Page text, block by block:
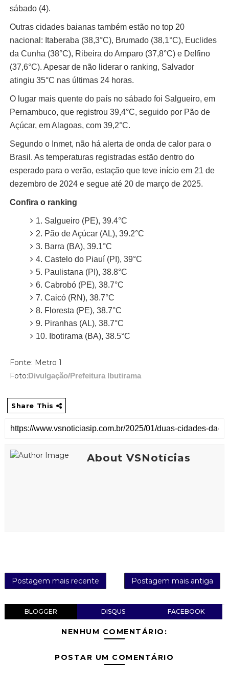
sábado (4).
Outras cidades baianas também estão no top 20
nacional: Itaberaba (38,3°C), Brumado (38,1°C), Euclides
da Cunha (38°C), Ribeira do Amparo (37,8°C) e Delfino
(37,6°C). Apesar de não liderar o ranking, Salvador
atingiu 35°C nas últimas 24 horas.
O lugar mais quente do país no sábado foi Salgueiro, em
Pernambuco, que registrou 39,4°C, seguido por Pão de
Açúcar, em Alagoas, com 39,2°C.
Segundo o Inmet, não há alerta de onda de calor para o
Brasil. As temperaturas registradas estão dentro do
esperado para o verão, estação que teve início em 21 de
dezembro de 2024 e segue até 20 de março de 2025.
Confira o ranking
1. Salgueiro (PE), 39.4°C
2. ⁠Pão de Açúcar (AL), 39.2°C
3. ⁠Barra (BA), 39.1°C
4. ⁠Castelo do Piauí (PI), 39°C
5. ⁠Paulistana (PI), 38.8°C
6. ⁠Cabrobó (PE), 38.7°C
7. ⁠Caicó (RN), 38.7°C
8. ⁠Floresta (PE), 38.7°C
9. ⁠Piranhas (AL), 38.7°C
10. ⁠Ibotirama (BA), 38.5°C
Fonte: Metro 1
Foto:Divulgação/Prefeitura Ibutirama
Share This
About VSNotícias
Postagem mais recente Postagem mais antiga
BLOGGER DISQUS FACEBOOK
NENHUM COMENTÁRIO:
POSTAR UM COMENTÁRIO